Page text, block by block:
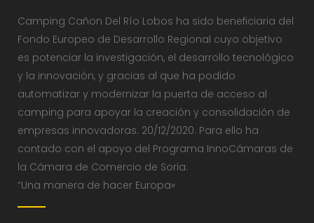
Camping Cañon Del Río Lobos ha sido beneficiaria del
Fondo Europeo de Desarrollo Regional cuyo objetivo
es potenciar la investigación, el desarrollo tecnológico
y la innovación, y gracias al que ha podido
automatizar y modernizar la puerta de acceso al
camping para apoyar la creación y consolidación de
empresas innovadoras. 20/12/2020. Para ello ha
contado con el apoyo del Programa InnoCámaras de
la Cámara de Comercio de Soria.
“Una manera de hacer Europa»